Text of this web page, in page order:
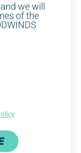
we will
of the